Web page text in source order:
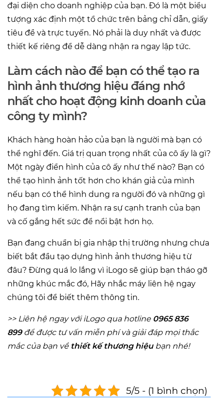
đại diện cho doanh nghiệp của bạn. Đó là một biểu
tượng xác định một tổ chức trên bảng chỉ dẫn, giấy
tiêu đề và trực tuyến. Nó phải là duy nhất và được
thiết kế riêng để dễ dàng nhận ra ngay lập tức.
Làm cách nào để bạn có thể tạo ra
hình ảnh thương hiệu đáng nhớ
nhất cho hoạt động kinh doanh của
công ty mình?
Khách hàng hoàn hảo của bạn là người mà bạn có
thể nghĩ đến. Giá trị quan trọng nhất của cô ấy là gì?
Một ngày điển hình của cô ấy như thế nào? Bạn có
thể tạo hình ảnh tốt hơn cho khán giả của mình
nếu bạn có thể hình dung ra người đó và những gì
họ đang tìm kiếm. Nhận ra sự cạnh tranh của bạn
và cố gắng hết sức để nổi bật hơn họ.
Bạn đang chuẩn bị gia nhập thị trường nhưng chưa
biết bắt đầu tạo dựng hình ảnh thương hiệu từ
đâu? Đừng quá lo lắng vì iLogo sẽ giúp bạn tháo gỡ
những khúc mắc đó, Hãy nhắc máy liên hệ ngay
chúng tôi để biết thêm thông tin.
>> Liên hệ ngay với iLogo qua hotline 0965 836
899để được tư vấn miễn phí và giải đáp mọi thắc
mắc của bạn về thiếtkế thương hiệubạn nhé!
5/5 - (1 bình chọn)